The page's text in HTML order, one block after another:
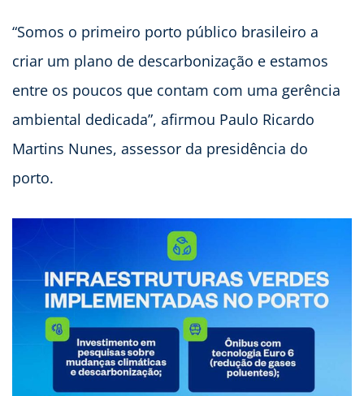
“Somos o primeiro porto público brasileiro a
criar um plano de descarbonização e estamos
entre os poucos que contam com uma gerência
ambiental dedicada”, afirmou Paulo Ricardo
Martins Nunes, assessor da presidência do
porto.